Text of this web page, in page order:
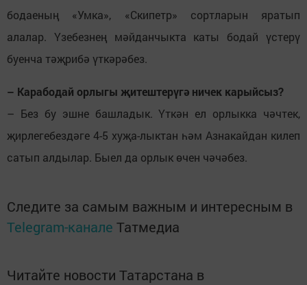
бодаеның «Умка», «Скипетр» сортларын яратып
алалар. Үзебезнең мәйданчыкта каты бодай үстерү
буенча тәҗрибә үткәрәбез.
– Карабодай орлыгы җитештерүгә ничек карыйсыз?
– Без бу эшне башладык. Үткән ел орлыкка чәчтек,
җирлегебездәге 4-5 хуҗа-лыктан һәм Азнакайдан килеп
сатып алдылар. Быел да орлык өчен чәчәбез.
Следите за самым важным и интересным в
Telegram-канале Татмедиа
Читайте новости Татарстана в